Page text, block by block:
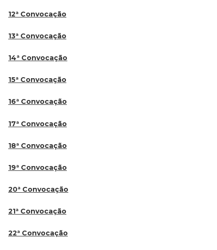
12ª Convocação
13ª Convocação
14ª Convocação
15ª Convocação
16ª Convocação
17ª Convocação
18ª Convocação
19ª Convocação
20ª Convocação
21ª Convocação
22ª Convocação